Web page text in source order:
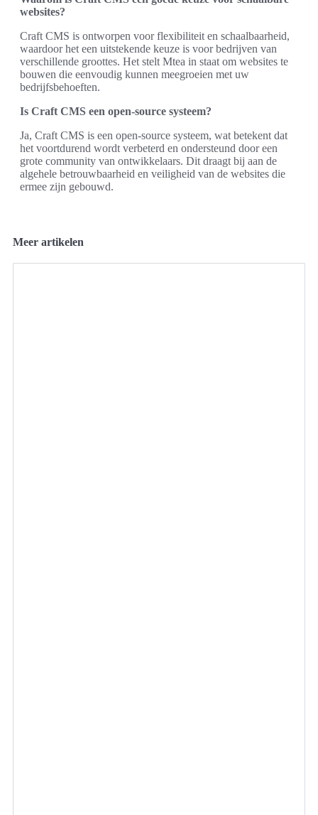
websites?
Craft CMS is ontworpen voor flexibiliteit en schaalbaarheid,
waardoor het een uitstekende keuze is voor bedrijven van
verschillende groottes. Het stelt Mtea in staat om websites te
bouwen die eenvoudig kunnen meegroeien met uw
bedrijfsbehoeften.
Is Craft CMS een open-source systeem?
Ja, Craft CMS is een open-source systeem, wat betekent dat
het voortdurend wordt verbeterd en ondersteund door een
grote community van ontwikkelaars. Dit draagt bij aan de
algehele betrouwbaarheid en veiligheid van de websites die
ermee zijn gebouwd.
Meer artikelen